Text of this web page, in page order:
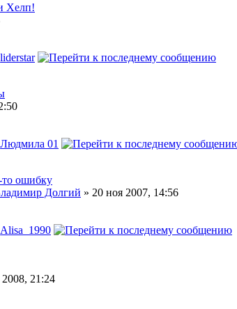
Хелп!
liderstar
Людмила 01
то ошибку
Долгий » 20 ноя 2007, 14:56
Alisa_1990
21:24